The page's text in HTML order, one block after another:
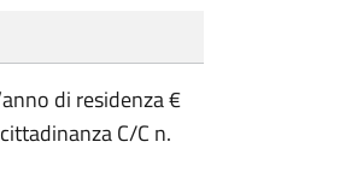
di residenza €
C/C n.